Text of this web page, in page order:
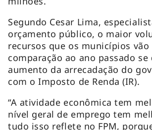
Segundo Cesar Lima,
orçamento público, o maior
recursos que os municípios vão
comparação ao ano passado se
aumento da arrecadação do
com o Imposto de Renda (IR).
“A atividade econômica tem
nível geral de emprego tem
tudo isso reflete no FPM,